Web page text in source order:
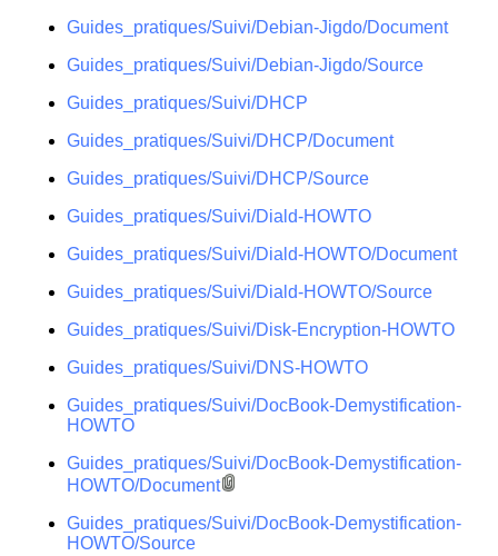
Guides_pratiques/Suivi/Debian-Jigdo/Document
Guides_pratiques/Suivi/Debian-Jigdo/Source
Guides_pratiques/Suivi/DHCP
Guides_pratiques/Suivi/DHCP/Document
Guides_pratiques/Suivi/DHCP/Source
Guides_pratiques/Suivi/Diald-HOWTO
Guides_pratiques/Suivi/Diald-HOWTO/Document
Guides_pratiques/Suivi/Diald-HOWTO/Source
Guides_pratiques/Suivi/Disk-Encryption-HOWTO
Guides_pratiques/Suivi/DNS-HOWTO
Guides_pratiques/Suivi/DocBook-Demystification-
HOWTO
Guides_pratiques/Suivi/DocBook-Demystification-
HOWTO/Document
Guides_pratiques/Suivi/DocBook-Demystification-
HOWTO/Source